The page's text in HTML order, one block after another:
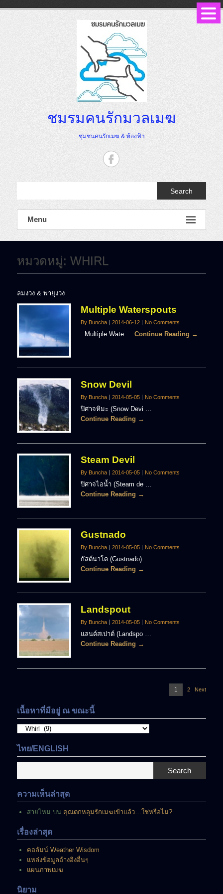
ชมรมคนรักมวลเมฆ
ชุมชนคนรักเมฆ & ท้องฟ้า
Search
Menu
หมวดหมู่: WHIRL
ลมงวง & พายุงวง
Multiple Waterspouts
By Buncha 2014-06-12 No Comments
Multiple Wate … Continue Reading →
Snow Devil
By Buncha 2014-05-05 No Comments
ปิศาจหิมะ (Snow Devi …
Continue Reading →
Steam Devil
By Buncha 2014-05-05 No Comments
ปิศาจไอน้ำ (Steam de …
Continue Reading →
Gustnado
By Buncha 2014-05-05 No Comments
กัสต์นาโด (Gustnado) …
Continue Reading →
Landspout
By Buncha 2014-05-05 No Comments
แลนด์สเปาต์ (Landspo …
Continue Reading →
Page
1 Page
2 Next
เนื้อหาที่มีอยู่ ณ ขณะนี้
เนื้อหา
มี
อยู่
ขณะ
ไทย/ENGLISH
Search
ความเห็นล่าสุด
สายไหม บน คุณตกหลุมรักเมฆเข้าแล้ว…ใช่หรือไม่?
เรื่องล่าสุด
คอลัมน์ Weather Wisdom
แหล่งข้อมูลอ้างอิงอื่นๆ
แผนภาพเมฆ
นิยาม